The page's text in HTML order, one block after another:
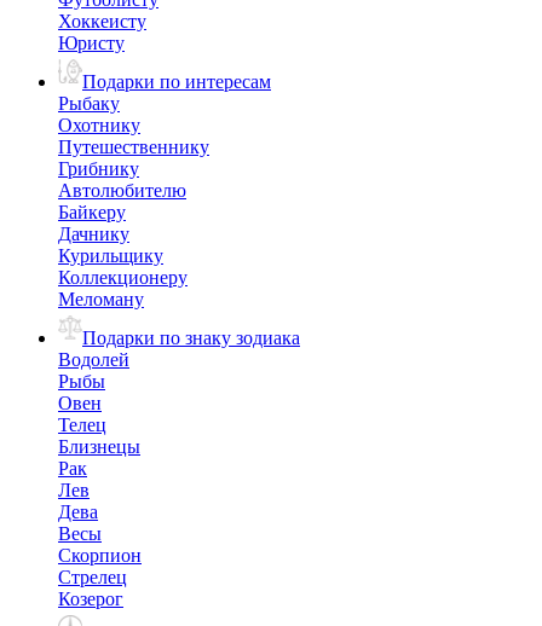
Хоккеисту
Юристу
Подарки по интересам
Рыбаку
Охотнику
Путешественнику
Грибнику
Автолюбителю
Байкеру
Дачнику
Курильщику
Коллекционеру
Меломану
Подарки по знаку зодиака
Водолей
Рыбы
Овен
Телец
Близнецы
Рак
Лев
Дева
Весы
Скорпион
Стрелец
Козерог